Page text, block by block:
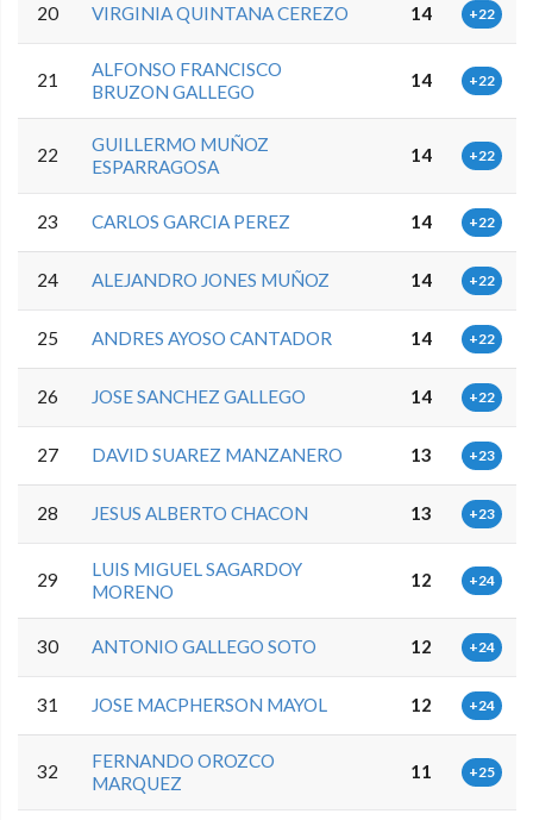
20 VIRGINIA QUINTANA CEREZO 14 +22
21
ALFONSO FRANCISCO
BRUZON GALLEGO
14 +22
22
GUILLERMO MUÑOZ
ESPARRAGOSA
14 +22
23 CARLOS GARCIA PEREZ 14 +22
24 ALEJANDRO JONES MUÑOZ 14 +22
25 ANDRES AYOSO CANTADOR 14 +22
26 JOSE SANCHEZ GALLEGO 14 +22
27 DAVID SUAREZ MANZANERO 13 +23
28 JESUS ALBERTO CHACON 13 +23
29
LUIS MIGUEL SAGARDOY
MORENO
12 +24
30 ANTONIO GALLEGO SOTO 12 +24
31 JOSE MACPHERSON MAYOL 12 +24
32
FERNANDO OROZCO
MARQUEZ
11 +25